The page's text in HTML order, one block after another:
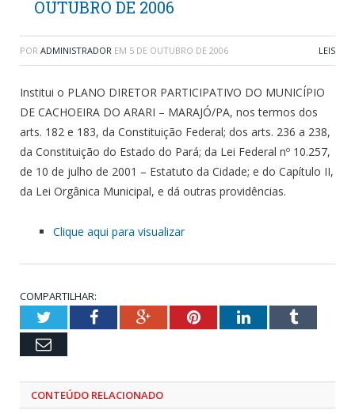
OUTUBRO DE 2006
POR ADMINISTRADOR EM 5 DE OUTUBRO DE 2006 LEIS
Institui o PLANO DIRETOR PARTICIPATIVO DO MUNICÍPIO
DE CACHOEIRA DO ARARI – MARAJÓ/PA, nos termos dos
arts. 182 e 183, da Constituição Federal; dos arts. 236 a 238,
da Constituição do Estado do Pará; da Lei Federal nº 10.257,
de 10 de julho de 2001 – Estatuto da Cidade; e do Capítulo II,
da Lei Orgânica Municipal, e dá outras providências.
Clique aqui para visualizar
COMPARTILHAR:
TwitterFacebookGoogle+PinterestLinkedInTumblr
Email
CONTEÚDO RELACIONADO